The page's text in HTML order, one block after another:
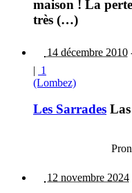
maison ! La
très (…)
14 décembre 2010
| 1
(Lombez)
Les Sarrades
12 novembre 2024